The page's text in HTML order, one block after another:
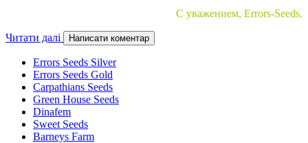
С уважением, Errors-Seeds.
Читати далі Написати коментар
Errors Seeds Silver
Errors Seeds Gold
Carpathians Seeds
Green House Seeds
Dinafem
Sweet Seeds
Barneys Farm